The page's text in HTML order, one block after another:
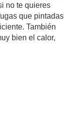
no te quieres
que pintadas
También
bien el calor,